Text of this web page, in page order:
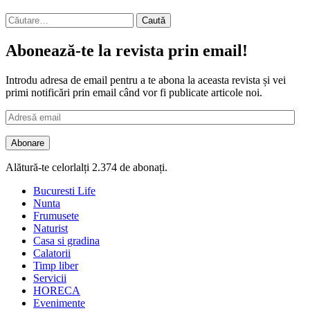
Caută
după:
Abonează-te la revista prin email!
Introdu adresa de email pentru a te abona la aceasta revista și vei
primi notificări prin email când vor fi publicate articole noi.
Adresă
email
Abonare
Alătură-te celorlalți 2.374 de abonați.
Bucuresti Life
Nunta
Frumusete
Naturist
Casa si gradina
Calatorii
Timp liber
Servicii
HORECA
Evenimente